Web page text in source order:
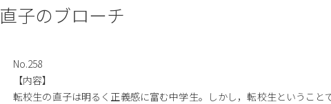
直子のブローチ
No.258
【内容】
転校生の直子は明るく正義感に富む中学生。しかし，転校生ということ